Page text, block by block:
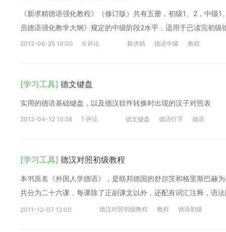
《新求精德语强化教程》（修订版）共有五册，初级1、2，中级
员德语强化教学大纲》规定的中级阶段2水平，适用于已读完初
2012-06-25 10:00 6 评论 新求精 德语中级 教程
[学习工具] 德文键盘
实用的德语基础键盘，以及德汉软件转换时出现的汉子对照表
2012-04-12 10:58 1 评论 德文键盘 德语打字 德语
[学习工具] 德汉对照初级教程
本书原名《外国人学德语》，是联邦德国的舒尔茨和格里斯巴赫
共分为二十六课，每课除了正副课文以外，还配有词汇注释，语
2011-12-07 12:00 德汉对照初级教程 教程 德语初级